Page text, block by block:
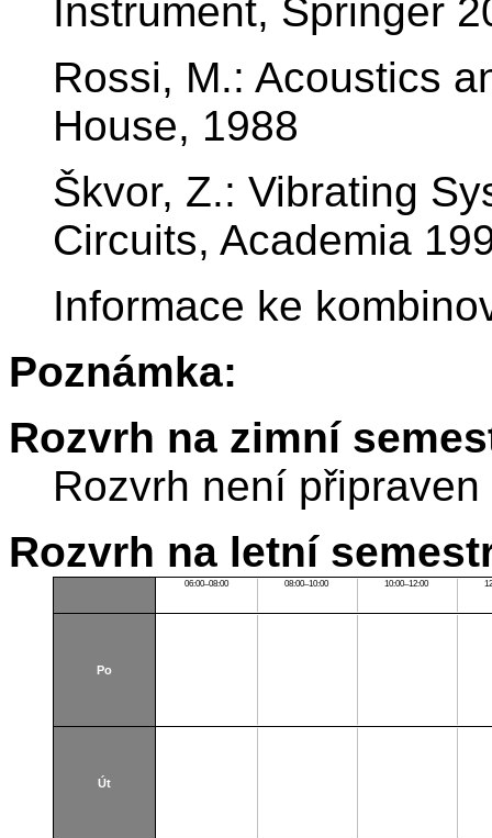
Instrument, Springer
Rossi, M.: Acoustics
House, 1988
Škvor, Z.: Vibrating
Circuits, Academia
Informace ke
Poznámka:
Rozvrh na zimní
Rozvrh není připraven
Rozvrh na letní
06:00–08:00 08:00–10:00 10:00–12:00
Po
Út